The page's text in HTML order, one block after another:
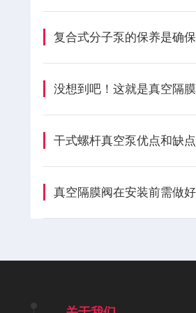
干式螺杆真空泵优点和缺点